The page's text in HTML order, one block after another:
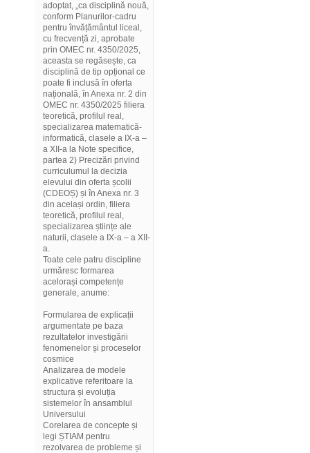
adoptat, „ca disciplină nouă,
conform Planurilor-cadru
pentru învățământul liceal,
cu frecvență zi, aprobate
prin OMEC nr. 4350/2025,
aceasta se regăsește, ca
disciplină de tip opțional ce
poate fi inclusă în oferta
națională, în Anexa nr. 2 din
OMEC nr. 4350/2025 filiera
teoretică, profilul real,
specializarea matematică-
informatică, clasele a IX-a –
a XII-a la Note specifice,
partea 2) Precizări privind
curriculumul la decizia
elevului din oferta școlii
(CDEOȘ) și în Anexa nr. 3
din același ordin, filiera
teoretică, profilul real,
specializarea științe ale
naturii, clasele a IX-a – a XII-
a.
Toate cele patru discipline
urmăresc formarea
acelorași competențe
generale, anume:
Formularea de explicații
argumentate pe baza
rezultatelor investigării
fenomenelor și proceselor
cosmice
Analizarea de modele
explicative referitoare la
structura și evoluția
sistemelor în ansamblul
Universului
Corelarea de concepte și
legi ȘTIAM pentru
rezolvarea de probleme și